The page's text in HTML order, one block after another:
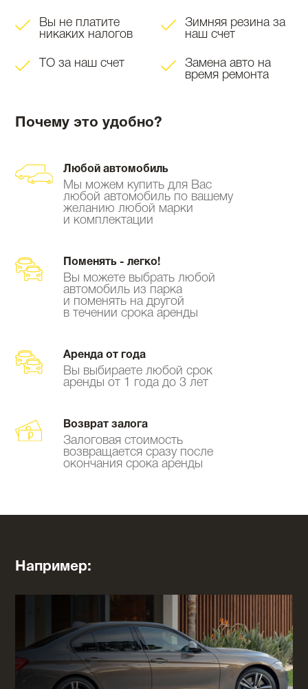
Вы не платите
никаких налогов
ТО за наш счет
Зимняя резина за
наш счет
Замена авто на
время ремонта
Почему это удобно?
Любой автомобиль
Мы можем купить для Вас
любой автомобиль по вашему
желанию любой марки
и комплектации
Поменять - легко!
Вы можете выбрать любой
автомобиль из парка
и поменять на другой
в течении срока аренды
Аренда от года
Вы выбираете любой срок
аренды от 1 года до 3 лет
Возврат залога
Залоговая стоимость
возвращается сразу после
окончания срока аренды
Например: